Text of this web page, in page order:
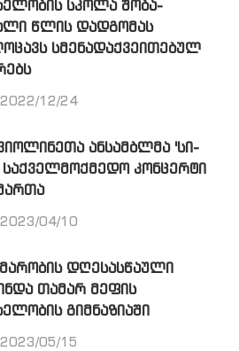
ᲡᲙᲝᲚᲐ ᲨᲝᲑᲐ-
ᲬᲚᲘᲡ ᲓᲐᲓᲒᲝᲛᲐᲡ
ᲡᲛᲔᲜᲐᲓᲐᲥᲕᲔᲘᲗᲔᲑᲣᲚ
2022/12/24
ᲐᲜᲡᲐᲛᲑᲚᲛᲐ 'ᲡᲘ-
ᲡᲐᲥᲕᲔᲚᲛᲝᲥᲛᲔᲓᲝ ᲙᲝᲜᲪᲔᲠᲢᲘ
2023/04/10
ᲓᲦᲔᲡᲐᲡᲬᲐᲣᲚᲘ
ᲗᲐᲛᲐᲠ ᲛᲔᲤᲘᲡ
ᲒᲘᲛᲜᲐᲖᲘᲐᲨᲘ
2023/05/15